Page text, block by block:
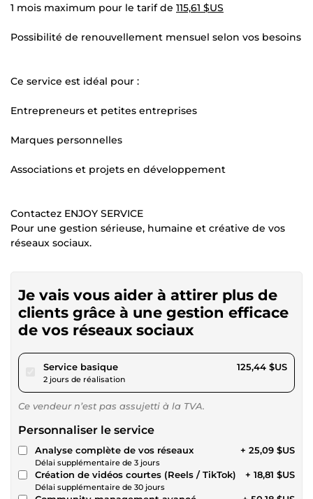
1 mois maximum pour le tarif de 115,61 $US
Possibilité de renouvellement mensuel selon vos besoins
Ce service est idéal pour :
Entrepreneurs et petites entreprises
Marques personnelles
Associations et projets en développement
Contactez ENJOY SERVICE
Pour une gestion sérieuse, humaine et créative de vos
réseaux sociaux.
Je vais vous aider à attirer plus de
clients grâce à une gestion efficace
de vos réseaux sociaux
Service basiquepour 115,61 $US
2 jours de réalisation
125,44 $US
Ce vendeur n’est pas assujetti à la TVA.
Personnaliser le service
Analyse complète de vos réseaux
Délai supplémentaire de 3 jours
+ 25,09 $US
Création de vidéos courtes (Reels / TikTok)
Délai supplémentaire de 30 jours
+ 18,81 $US